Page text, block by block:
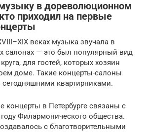
в дореволюционном
приходил на первые
веках музыка звучала в
салонах — это был популярный вид
для гостей, которых хозяин
доме. Такие концерты-салоны
квартирниками.
концерты в Петербурге связаны с
Филармонического общества.
с благотворительными